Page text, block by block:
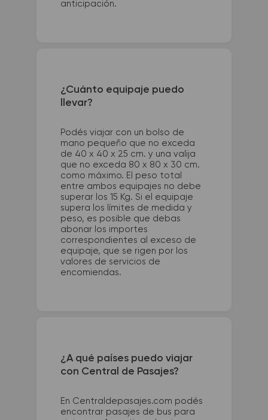
anticipación.
¿Cuánto equipaje puedo
llevar?
Podés viajar con un bolso de
mano pequeño que no exceda
de 40 x 40 x 25 cm. y una valija
que no exceda 80 x 80 x 30 cm.
como máximo. El peso total
entre ambos equipajes no debe
superar los 15 Kg. Si el equipaje
supera los límites de medida y
peso, es posible que debas
abonar los importes
correspondientes al exceso de
equipaje, que se rigen por los
valores de servicios de
encomiendas.
¿A qué países puedo viajar
con Central de Pasajes?
En Centraldepasajes.com podés
encontrar pasajes de bus para